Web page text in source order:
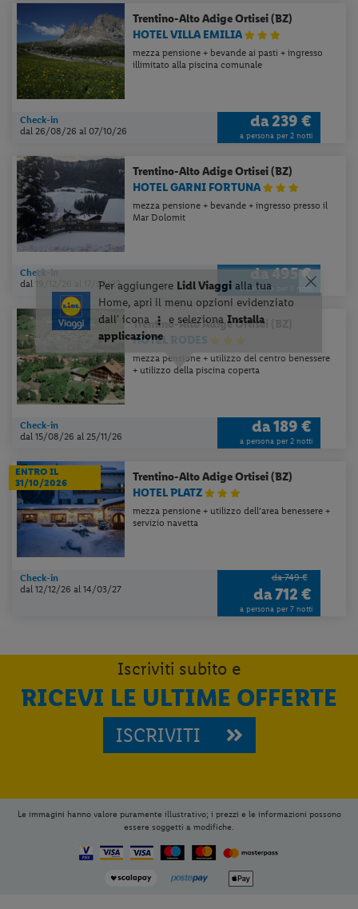
Trentino-Alto AdigeOrtisei (BZ)
HOTEL VILLA EMILIA
mezza pensione + bevande ai pasti + ingresso
illimitato alla piscina comunale
Check-in
dal 26/08/26al 07/10/26
da239 €
a persona per 2 notti
Trentino-Alto AdigeOrtisei (BZ)
HOTEL GARNI FORTUNA
mezza pensione + bevande + ingresso presso il
Mar Dolomit
Check-in
dal 19/12/26
al 17/03/27
da495 €
a persona per 3 notti
Trentino-Alto AdigeOrtisei (BZ)
HOTEL RODES
mezza pensione + utilizzo del centro benessere
+ utilizzo della piscina coperta
Check-in
dal 15/08/26al 25/11/26
da189 €
a persona per 2 notti
Trentino-Alto AdigeOrtisei (BZ)
HOTEL PLATZ
mezza pensione + utilizzo dell’area benessere +
servizio navetta
ENTRO IL
31/10/2026
Check-in
dal 12/12/26al 14/03/27
da 749 €
da712 €
a persona per 7 notti
Iscriviti subito e
RICEVI LE ULTIME OFFERTE
ISCRIVITI
Le immagini hanno valore puramente illustrativo; i prezzi e le informazioni possono
essere soggetti a modifiche.